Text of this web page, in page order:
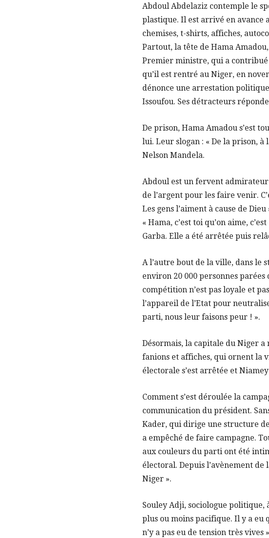
Abdoul Abdelaziz contemple le
plastique. Il est arrivé en avance
chemises, t-shirts, affiches,
Partout, la tête de Hama
Premier ministre, qui a contribué
qu’il est rentré au Niger, en
dénonce une arrestation
Issoufou. Ses détracteurs
De prison, Hama Amadou s’est
lui. Leur slogan : « De la prison,
Nelson Mandela.
Abdoul est un fervent admirateur
de l’argent pour les faire venir.
Les gens l’aiment à cause de
« Hama, c’est toi qu’on aime,
Garba. Elle a été arrêtée puis
A l’autre bout de la ville, dans le
environ 20 000 personnes
compétition n’est pas loyale et
l’appareil de l’Etat pour
parti, nous leur faisons peur ! ».
Désormais, la capitale du Niger a
fanions et affiches, qui ornent la
électorale s’est arrêtée et
Comment s’est déroulée la
communication du président.
Kader, qui dirige une structure
a empêché de faire campagne.
aux couleurs du parti ont été
électoral. Depuis l’avènement de
Niger ».
Souley Adji, sociologue politique,
plus ou moins pacifique. Il y a eu
n’y a pas eu de tension très vives